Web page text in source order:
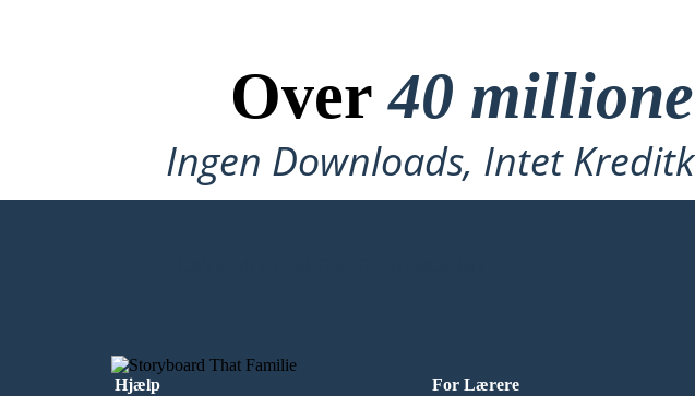
Over40
Ingen Downloads, Intet
Hjælp
For Lærere